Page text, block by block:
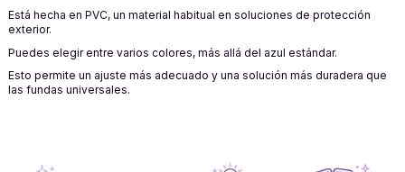
Está hecha en PVC, un material habitual en soluciones de protección
exterior.
Puedes elegir entre varios colores, más allá del azul estándar.
Esto permite un ajuste más adecuado y una solución más duradera que
las fundas universales.